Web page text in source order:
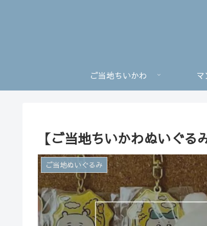
ご当地ちいかわ
【ご当地ちいかわぬいぐる
ご当地ぬいぐるみ